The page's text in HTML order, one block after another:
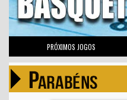
PRÓXIMOS JOGOS